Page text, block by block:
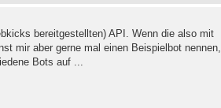
bereitgestellten) API. Wenn die also mit
mir aber gerne mal einen Beispielbot nennen,
Bots auf ...